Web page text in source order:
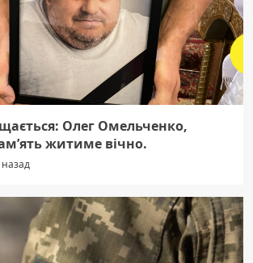
Олег Омельченко,
житиме вічно.